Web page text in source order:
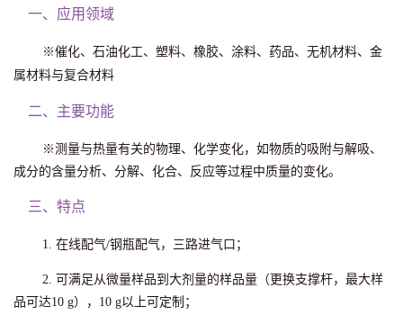
一、应用领域
※催化、石油化工、塑料、橡胶、涂料、药品、无机材料、金
属材料与复合材料
二、主要功能
※测量与热量有关的物理、化学变化，如物质的吸附与解吸、
成分的含量分析、分解、化合、反应等过程中质量的变化。
三、特点
1. 在线配气/钢瓶配气，三路进气口；
2. 可满足从微量样品到大剂量的样品量（更换支撑杆，最大样
品可达10 g），10 g以上可定制；